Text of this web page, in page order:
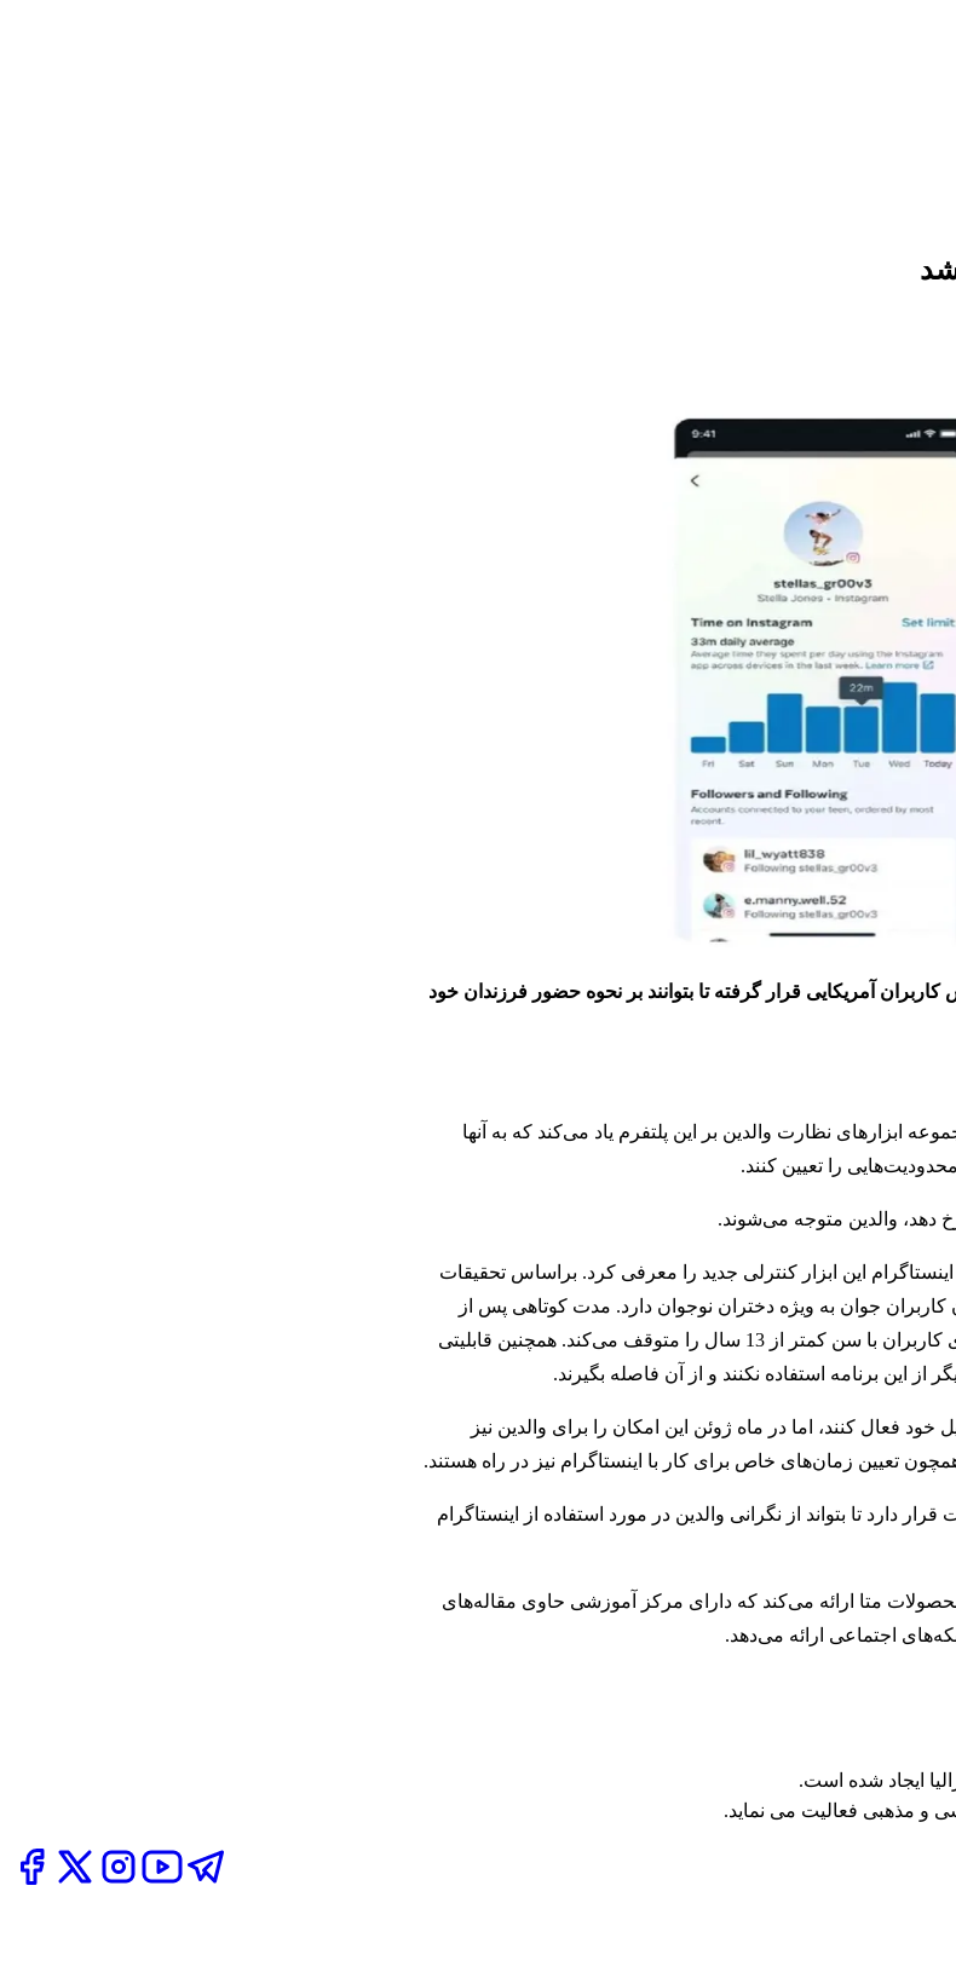
شد
آمریکایی قرار گرفته تا بتوانند بر نحوه حضور فرزندان خود
ابزارهای نظارت والدین بر این پلتفرم یاد می‌کند که به آنها
را تعیین کنند.
رخ دهد، والدین متوجه می‌شوند.
این ابزار کنترلی جدید را معرفی کرد. براساس تحقیقات
جوان به ویژه دختران نوجوان دارد. مدت کوتاهی پس از
انتشار عمومی این تحقیق، این شرکت اعلام کرد که توسعه نسخه‌ای از اینستاگرام برای کاربران با سن کمتر از 13 سال را متوقف می‌کند. همچنین قابلیتی
برنامه استفاده نکنند و از آن فاصله بگیرند.
خود فعال کنند، اما در ماه ژوئن این امکان را برای والدین نیز
تعیین زمان‌های خاص برای کار با اینستاگرام نیز در راه هستند.
تا بتواند از نگرانی والدین در مورد استفاده از اینستاگرام
متا ارائه می‌کند که دارای مرکز آموزشی حاوی مقاله‌های
اجتماعی ارائه می‌دهد.
ایجاد شده است.
و مذهبی فعالیت می نماید.